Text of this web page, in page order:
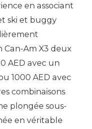
en associant
ski et buggy
Can-Am X3 deux
AED avec un
1000 AED avec
combinaisons
plongée sous-
en véritable